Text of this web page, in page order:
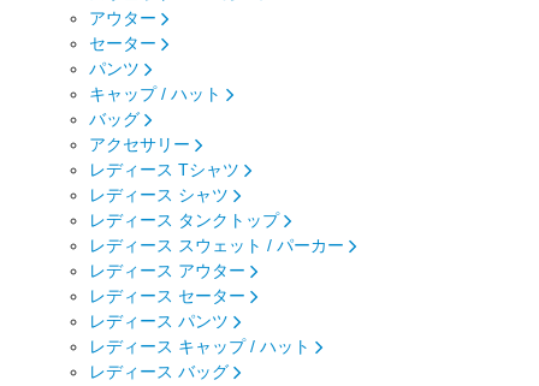
アウター
セーター
パンツ
キャップ / ハット
バッグ
アクセサリー
レディース Tシャツ
レディース シャツ
レディース タンクトップ
レディース スウェット / パーカー
レディース アウター
レディース セーター
レディース パンツ
レディース キャップ / ハット
レディース バッグ